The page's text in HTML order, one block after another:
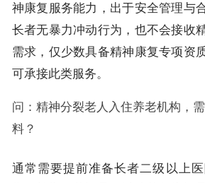
神康复服务能力，出于安全管理与
长者无暴力冲动行为，也不会接收
需求，仅少数具备精神康复专项资
可承接此类服务。
问：精神分裂老人入住养老机构，
料？
通常需要提前准备长者二级以上